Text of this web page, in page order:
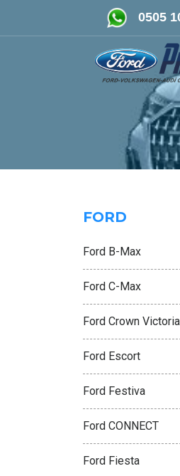
0505
FORD-
FORD
Ford B-Max
Ford C-Max
Ford Crown Victoria
Ford Escort
Ford Festiva
Ford CONNECT
Ford Fiesta